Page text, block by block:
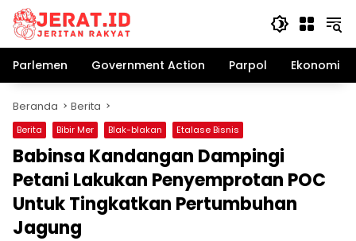
Langsung
konten
Parlemen
Government Action Parpol Ekonomi
Beranda Berita
Berita Bibir Mer Blak-blakan Etalase Bisnis
Babinsa Kandangan Dampingi
Petani Lakukan Penyemprotan POC
Untuk Tingkatkan Pertumbuhan
Jagung